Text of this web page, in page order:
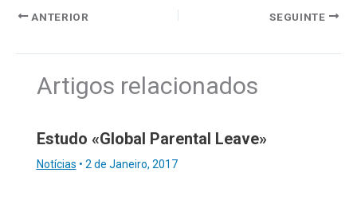
ANTERIOR SEGUINTE
Artigos relacionados
Estudo «Global Parental Leave»
Notícias • 2 de Janeiro, 2017